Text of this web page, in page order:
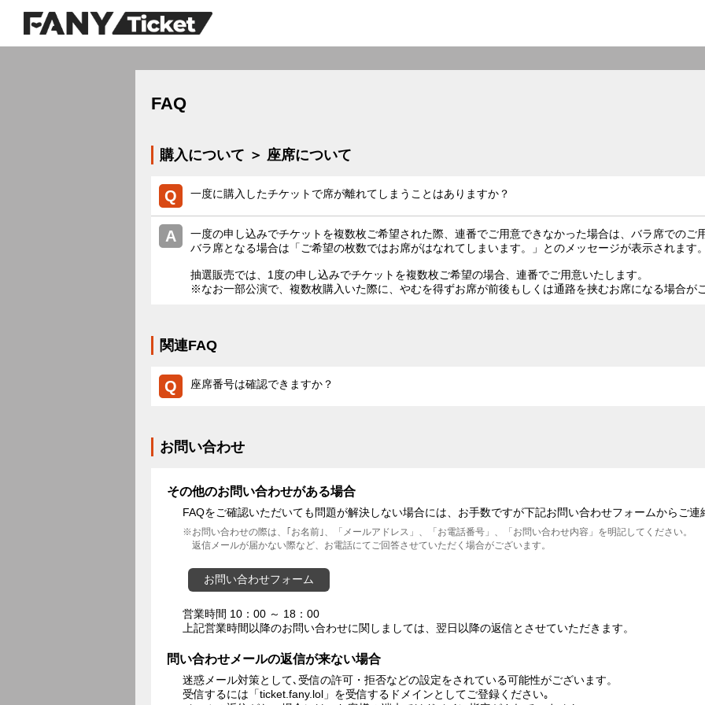
FAQ
購入について ＞ 座席について
一度に購入したチケットで席が離れてしまうことはありますか？
一度の申し込みでチケットを複数枚ご希望された際、連番でご用意できなかった場合は、バラ席でのご
バラ席となる場合は「ご希望の枚数ではお席がはなれてしまいます。」とのメッセージが表示されます。
抽選販売では、1度の申し込みでチケットを複数枚ご希望の場合、連番でご用意いたします。
※なお一部公演で、複数枚購入いた際に、やむを得ずお席が前後もしくは通路を挟むお席になる場合が
関連FAQ
座席番号は確認できますか？
お問い合わせ
その他のお問い合わせがある場合
FAQをご確認いただいても問題が解決しない場合には、お手数ですが下記お問い合わせフォームからご連
お問い合わせの際は、｢お名前｣、「メールアドレス」、「お電話番号」、「お問い合わせ内容」を明記してください。
返信メールが届かない際など、お電話にてご回答させていただく場合がございます。
お問い合わせフォーム
営業時間 10：00 ～ 18：00
上記営業時間以降のお問い合わせに関しましては、翌日以降の返信とさせていただきます。
問い合わせメールの返信が来ない場合
迷惑メール対策として､受信の許可・拒否などの設定をされている可能性がございます。
受信するには「ticket.fany.lol」を受信するドメインとしてご登録ください｡